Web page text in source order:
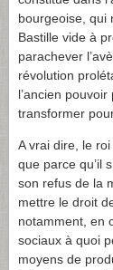
bourgeoise, qui
Bastille vide à
parachever
révolution
l’ancien
transformer
A vrai dire, le
que parce qu’il
son refus de la
mettre le droit
notamment, en
sociaux à quoi
moyens de